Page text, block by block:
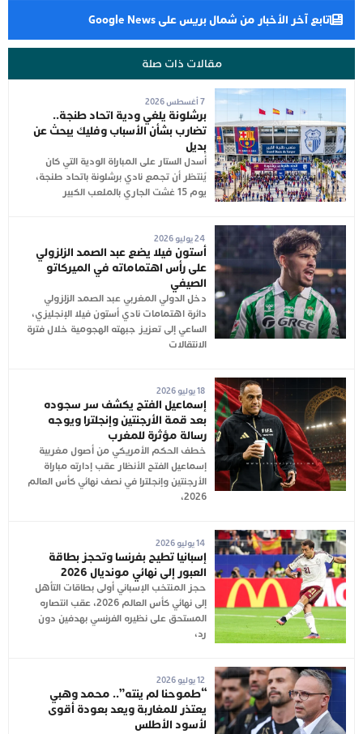
تابع آخر الأخبار من شمال بريس على Google News
مقالات ذات صلة
7 أغسطس 2026
برشلونة يلغي ودية اتحاد طنجة..
تضارب بشأن الأسباب وفليك يبحث عن
بديل
أُسدل الستار على المباراة الودية التي كان
يُنتظر أن تجمع نادي برشلونة باتحاد طنجة،
يوم 15 غشت الجاري بالملعب الكبير
24 يوليو 2026
أستون فيلا يضع عبد الصمد الزلزولي
على رأس اهتماماته في الميركاتو
الصيفي
دخل الدولي المغربي عبد الصمد الزلزولي
دائرة اهتمامات نادي أستون فيلا الإنجليزي،
الساعي إلى تعزيز جبهته الهجومية خلال فترة
الانتقالات
18 يوليو 2026
إسماعيل الفتح يكشف سر سجوده
بعد قمة الأرجنتين وإنجلترا ويوجه
رسالة مؤثرة للمغرب
خطف الحكم الأمريكي من أصول مغربية
إسماعيل الفتح الأنظار عقب إدارته مباراة
الأرجنتين وإنجلترا في نصف نهائي كأس العالم
2026،
14 يوليو 2026
إسبانيا تطيح بفرنسا وتحجز بطاقة
العبور إلى نهائي مونديال 2026
حجز المنتخب الإسباني أولى بطاقات التأهل
إلى نهائي كأس العالم 2026، عقب انتصاره
المستحق على نظيره الفرنسي بهدفين دون
رد،
12 يوليو 2026
“طموحنا لم ينته”.. محمد وهبي
يعتذر للمغاربة ويعد بعودة أقوى
لأسود الأطلس